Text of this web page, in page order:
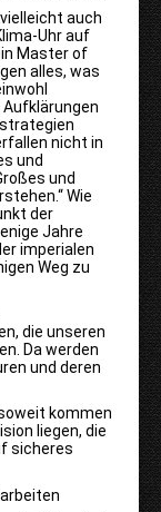
auch
-Uhr auf
Master of
alles, was
nicht in
und
und
Wie
der
Jahre
imperialen
Weg zu
die unseren
Da werden
und deren
kommen
liegen, die
sicheres